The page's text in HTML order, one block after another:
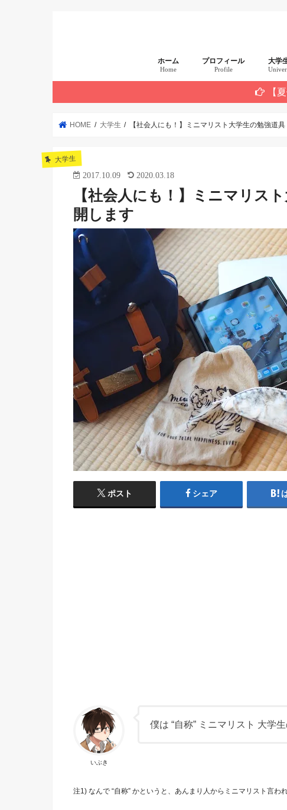
ホーム
Home
プロフィール
Profile
まず読んでほしい 厳選 10
大学
【
HOME 大学生 【社会人にも！】ミニマリスト大学生の勉強道
大学生
2017.10.09 2020.03.18
【社会人にも！】ミニマリス
開します
ポスト シェア
いぶき
僕は “自称” ミニマリスト 大学
注1) なんで “自称” かというと、あんまり人からミニマリスト言わ